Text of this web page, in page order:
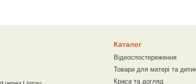
Каталог
Відеоспостереження
Товари для матері та
Краса та догляд